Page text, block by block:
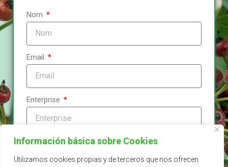
Información básica sobre Cookies
Utilizamos cookies propias y de terceros que nos ofrecen
Nom
Email
Enterprise
Localité